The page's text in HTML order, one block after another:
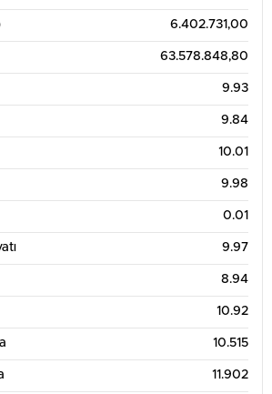
6.402.731,00
63.578.848,80
9.93
9.84
10.01
9.98
0.01
9.97
8.94
10.92
10.515
11.902